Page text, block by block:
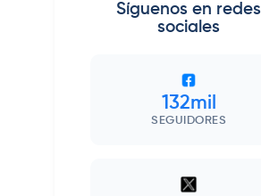
Síguenos en redes
sociales
132mil
SEGUIDORES